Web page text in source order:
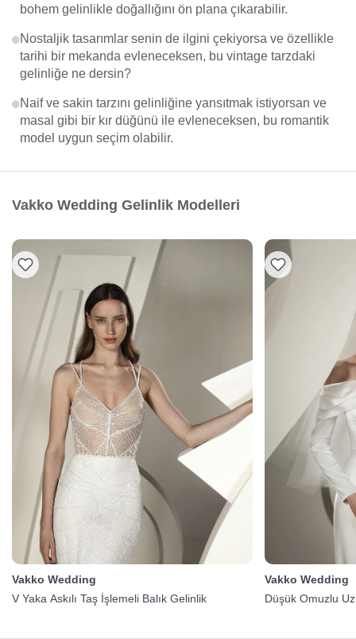
bohem gelinlikle doğallığını ön plana çıkarabilir.
Nostaljik tasarımlar senin de ilgini çekiyorsa ve özellikle
tarihi bir mekanda evleneceksen, bu vintage tarzdaki
gelinliğe ne dersin?
Naif ve sakin tarzını gelinliğine yansıtmak istiyorsan ve
masal gibi bir kır düğünü ile evleneceksen, bu romantik
model uygun seçim olabilir.
Vakko Wedding Gelinlik Modelleri
Vakko Wedding
V Yaka Askılı Taş İşlemeli Balık Gelinlik
Vakko Wedding
Düşük Omuzlu